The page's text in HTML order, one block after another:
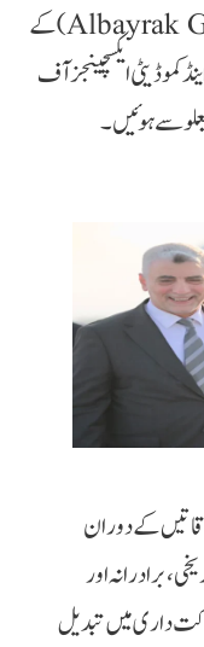
چیئرمین احمد چالک، البیرک گروپ (Albayrak Group) کے
کموڈیٹی ایکسچینجز آف
کے دوران
برادرانہ اور
داری میں تبدیل